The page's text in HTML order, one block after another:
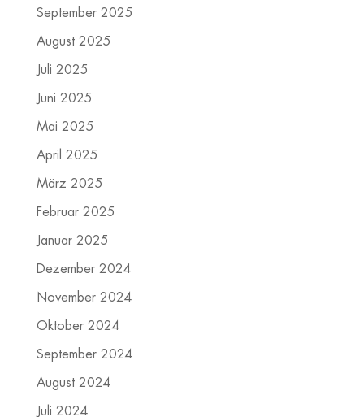
September 2025
August 2025
Juli 2025
Juni 2025
Mai 2025
April 2025
März 2025
Februar 2025
Januar 2025
Dezember 2024
November 2024
Oktober 2024
September 2024
August 2024
Juli 2024